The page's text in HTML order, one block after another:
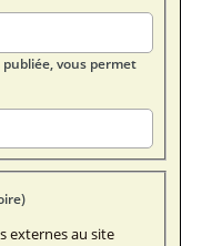
vous permet
externes au site